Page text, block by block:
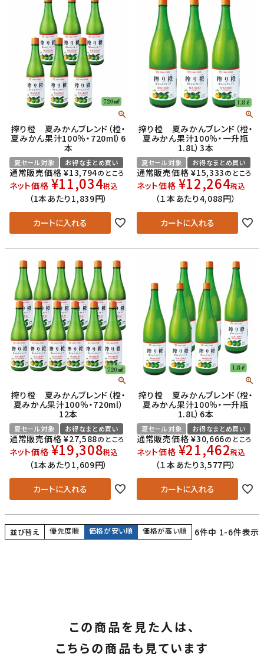
搾り橙 夏みかんブレンド（橙・
夏みかん果汁100％・720ml）6
本
夏セール対象 お得なまとめ買い
通常販売価格 ¥13,794のところ
ネット価格 ¥11,034税込
（1本あたり1,839円）
カートに入れる
搾り橙 夏みかんブレンド（橙・
夏みかん果汁100％・一升瓶
1.8L）3本
夏セール対象 お得なまとめ買い
通常販売価格 ¥15,333のところ
ネット価格 ¥12,264税込
（１本あたり4,088円）
カートに入れる
搾り橙 夏みかんブレンド（橙・
夏みかん果汁100％・720ml）
12本
夏セール対象 お得なまとめ買い
通常販売価格 ¥27,588のところ
ネット価格 ¥19,308税込
（1本あたり1,609円）
カートに入れる
搾り橙 夏みかんブレンド（橙・
夏みかん果汁100％・一升瓶
1.8L）6本
夏セール対象 お得なまとめ買い
通常販売価格 ¥30,666のところ
ネット価格 ¥21,462税込
（１本あたり3,577円）
カートに入れる
並び替え 優先度順 価格が安い順 価格が高い順 6件中 1-6件表示
この商品を見た人は、
こちらの商品も見ています